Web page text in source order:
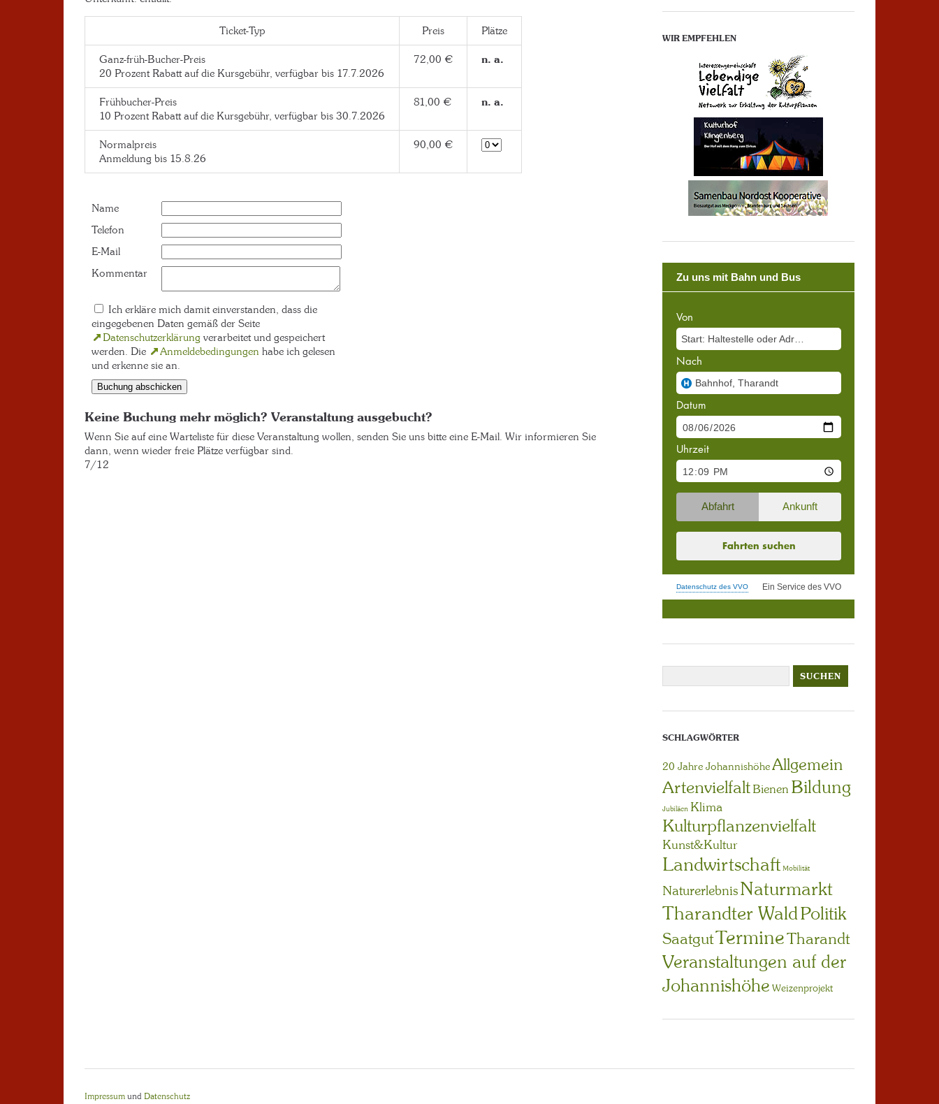
Ticket-Typ Preis Plätze
Ganz-früh-Bucher-Preis
20 Prozent Rabatt auf die Kursgebühr, verfügbar bis 17.7.2026
72,00 € n. a.
Frühbucher-Preis
10 Prozent Rabatt auf die Kursgebühr, verfügbar bis 30.7.2026
81,00 € n. a.
Normalpreis
Anmeldung bis 15.8.26
90,00 €
Name
Telefon
E-Mail
Kommentar
Ich erkläre mich damit einverstanden, dass die
eingegebenen Daten gemäß der Seite
Datenschutzerklärung verarbeitet und gespeichert
werden. Die
Anmeldebedingungen habe ich gelesen
und erkenne sie an.
Keine Buchung mehr möglich? Veranstaltung ausgebucht?
Wenn Sie auf eine Warteliste für diese Veranstaltung wollen, senden Sie uns bitte eine E-Mail. Wir informieren Sie
dann, wenn wieder freie Plätze verfügbar sind.
7/12
WIR EMPFEHLEN
SCHLAGWÖRTER
20 Jahre JohannishöheAllgemein
Artenvielfalt Bienen Bildung
Jubiläen Klima
Kulturpflanzenvielfalt
Kunst&Kultur
Landwirtschaft Mobilität
NaturerlebnisNaturmarkt
Tharandter WaldPolitik
SaatgutTermineTharandt
Veranstaltungen auf der
Johannishöhe Weizenprojekt
Impressumund Datenschutz